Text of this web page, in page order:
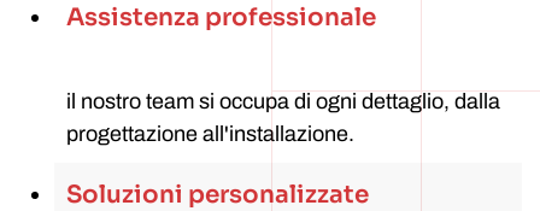
Assistenza professionale
il nostro team si occupa di ogni dettaglio, dalla
progettazione all'installazione.
Soluzioni personalizzate